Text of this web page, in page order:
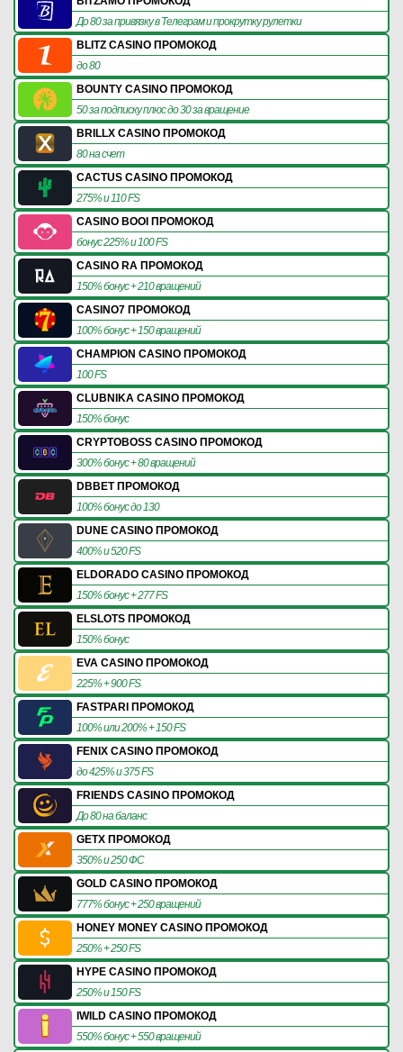
До 80 за привязку в Телеграм и прокрутку рулетки
BLITZ CASINO ПРОМОКОД
до 80
BOUNTY CASINO ПРОМОКОД
50 за подписку плюс до 30 за вращение
BRILLX CASINO ПРОМОКОД
80 на счет
CACTUS CASINO ПРОМОКОД
275% и 110 FS
CASINO BOOI ПРОМОКОД
бонус 225% и 100 FS
CASINO RA ПРОМОКОД
150% бонус + 210 вращений
CASINO7 ПРОМОКОД
100% бонус + 150 вращений
CHAMPION CASINO ПРОМОКОД
100 FS
CLUBNIKA CASINO ПРОМОКОД
150% бонус
CRYPTOBOSS CASINO ПРОМОКОД
300% бонус + 80 вращений
DBBET ПРОМОКОД
100% бонус до 130
DUNE CASINO ПРОМОКОД
400% и 520 FS
ELDORADO CASINO ПРОМОКОД
150% бонус + 277 FS
ELSLOTS ПРОМОКОД
150% бонус
EVA CASINO ПРОМОКОД
225% + 900 FS
FASTPARI ПРОМОКОД
100% или 200% + 150 FS
FENIX CASINO ПРОМОКОД
до 425% и 375 FS
FRIENDS CASINO ПРОМОКОД
До 80 на баланс
GETX ПРОМОКОД
350% и 250 ФС
GOLD CASINO ПРОМОКОД
777% бонус + 250 вращений
HONEY MONEY CASINO ПРОМОКОД
250% + 250 FS
HYPE CASINO ПРОМОКОД
250% и 150 FS
IWILD CASINO ПРОМОКОД
550% бонус + 550 вращений